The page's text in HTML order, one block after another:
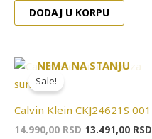
DODAJ U KORPU
NEMA NA STANJU
Sale!
Calvin Klein CKJ24621S 001
14.990,00RSD
Originalna
cena
14.990,00 RSD.
13.491,00 RSD